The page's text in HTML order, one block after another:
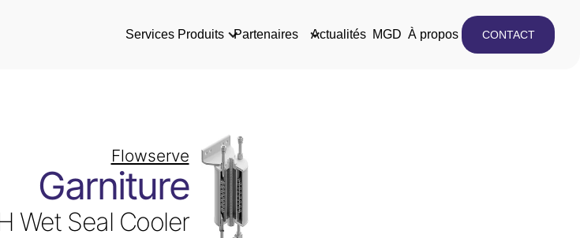
Services Produits Partenaires Actualités MGD À propos CONTACT
Flowserve
Garniture
Wet Seal Cooler